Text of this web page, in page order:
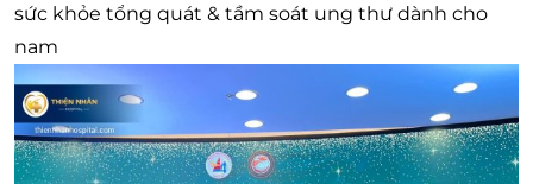
sức khỏe tổng quát & tầm soát ung thư dành cho
nam